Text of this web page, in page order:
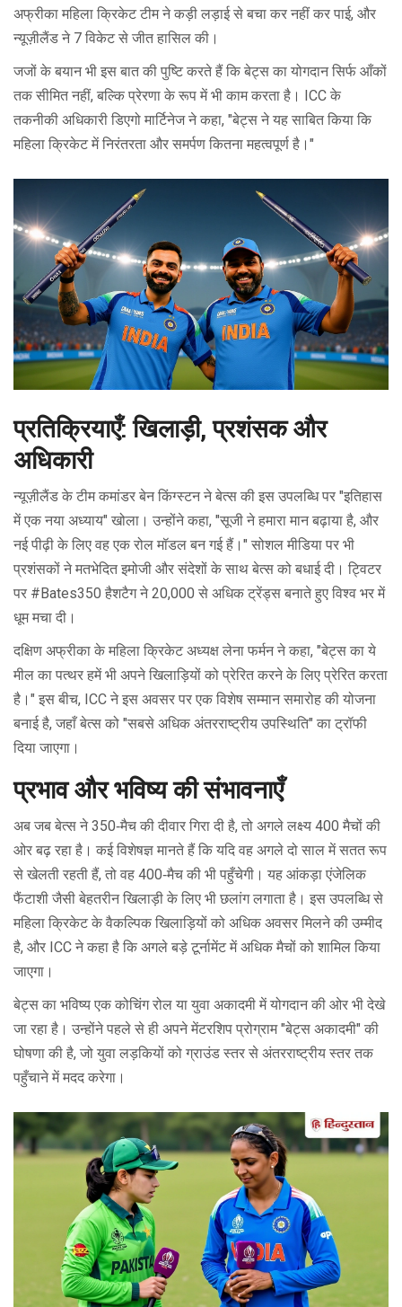
अफ्रीका महिला क्रिकेट टीमने कड़ी लड़ाई से बचा कर नहीं कर पाई, और
न्यूज़ीलैंड ने 7 विकेट से जीत हासिल की।
जजों के बयान भी इस बात की पुष्टि करते हैं कि बेट्स का योगदान सिर्फ आँकों
तक सीमित नहीं, बल्कि प्रेरणा के रूप में भी काम करता है। ICC के
तकनीकी अधिकारी डिएगो मार्टिनेज ने कहा, "बेट्स ने यह साबित किया कि
महिला क्रिकेट में निरंतरता और समर्पण कितना महत्वपूर्ण है।"
प्रतिक्रियाएँ: खिलाड़ी, प्रशंसक और
अधिकारी
न्यूज़ीलैंड के टीम कमांडर बेन किंग्स्टन ने बेत्स की इस उपलब्धि पर "इतिहास
में एक नया अध्याय" खोला। उन्होंने कहा, "सूजी ने हमारा मान बढ़ाया है, और
नई पीढ़ी के लिए वह एक रोल मॉडल बन गई हैं।" सोशल मीडिया पर भी
प्रशंसकों ने मतभेदित इमोजी और संदेशों के साथ बेत्स को बधाई दी। ट्विटर
पर #Bates350 हैशटैग ने 20,000 से अधिक ट्रेंड्स बनाते हुए विश्व भर में
धूम मचा दी।
दक्षिण अफ्रीका के महिला क्रिकेट अध्यक्ष लेना फर्मन ने कहा, "बेट्स का ये
मील का पत्थर हमें भी अपने खिलाड़ियों को प्रेरित करने के लिए प्रेरित करता
है।" इस बीच, ICC ने इस अवसर पर एक विशेष सम्मान समारोह की योजना
बनाई है, जहाँ बेत्स को "सबसे अधिक अंतरराष्ट्रीय उपस्थिति" का ट्रॉफी
दिया जाएगा।
प्रभाव और भविष्य की संभावनाएँ
अब जब बेत्स ने 350‑मैच की दीवार गिरा दी है, तो अगले लक्ष्य 400 मैचों की
ओर बढ़ रहा है। कई विशेषज्ञ मानते हैं कि यदि वह अगले दो साल में सतत रूप
से खेलती रहती हैं, तो वह 400‑मैच की भी पहुँचेगी। यह आंकड़ा एंजेलिक
फैंटाशी जैसी बेहतरीन खिलाड़ी के लिए भी छलांग लगाता है। इस उपलब्धि से
महिला क्रिकेट के वैकल्पिक खिलाड़ियों को अधिक अवसर मिलने की उम्मीद
है, और ICC ने कहा है कि अगले बड़े टूर्नामेंट में अधिक मैचों को शामिल किया
जाएगा।
बेट्स का भविष्य एक कोचिंग रोल या युवा अकादमी में योगदान की ओर भी देखे
जा रहा है। उन्होंने पहले से ही अपने मेंटरशिप प्रोग्राम "बेट्स अकादमी" की
घोषणा की है, जो युवा लड़कियों को ग्राउंड स्तर से अंतरराष्ट्रीय स्तर तक
पहुँचाने में मदद करेगा।